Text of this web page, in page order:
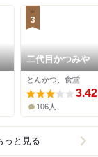
3
二代目かつみや
とんかつ、食堂
3.42
106人
っと見る